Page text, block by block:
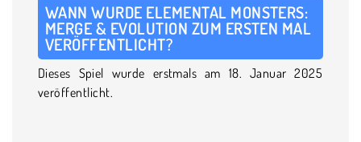
WANN WURDE ELEMENTAL MONSTERS:
MERGE & EVOLUTION ZUM ERSTEN MAL
VERÖFFENTLICHT?
Dieses Spiel wurde erstmals am 18. Januar 2025
veröffentlicht.